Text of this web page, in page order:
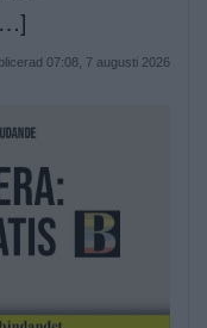
07:08, 7 augusti 2026